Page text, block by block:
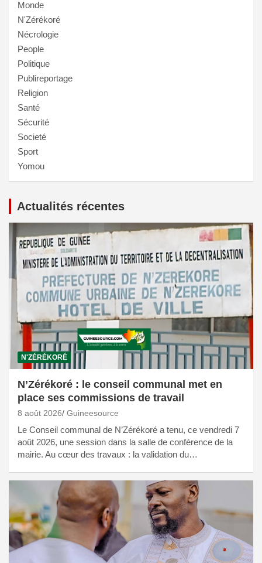
Monde
N'Zérékoré
Nécrologie
People
Politique
Publireportage
Religion
Santé
Sécurité
Societé
Sport
Yomou
Actualités récentes
N'ZÉRÉKORÉ
N’Zérékoré : le conseil communal met en
place ses commissions de travail
8 août 2026 Guineesource
Le Conseil communal de N’Zérékoré a tenu, ce vendredi 7
août 2026, une session dans la salle de conférence de la
mairie. Au cœur des travaux : la validation du…